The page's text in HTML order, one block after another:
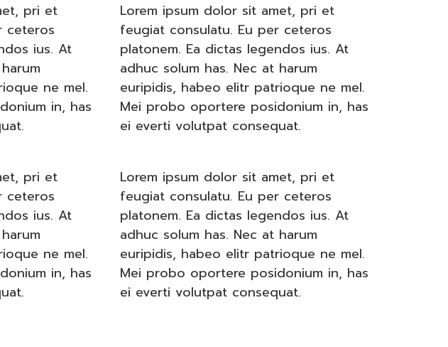
pri et
ceteros
ius. At
ne mel.
in, has
Lorem ipsum dolor sit amet, pri et
feugiat consulatu. Eu per ceteros
platonem. Ea dictas legendos ius. At
adhuc solum has. Nec at harum
euripidis, habeo elitr patrioque ne mel.
Mei probo oportere posidonium in, has
ei everti volutpat consequat.
pri et
ceteros
ius. At
ne mel.
in, has
Lorem ipsum dolor sit amet, pri et
feugiat consulatu. Eu per ceteros
platonem. Ea dictas legendos ius. At
adhuc solum has. Nec at harum
euripidis, habeo elitr patrioque ne mel.
Mei probo oportere posidonium in, has
ei everti volutpat consequat.